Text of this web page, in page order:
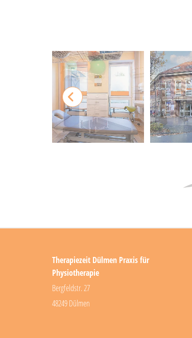
Therapiezeit Dülmen Praxis für
Physiotherapie
Bergfeldstr. 27
48249 Dülmen